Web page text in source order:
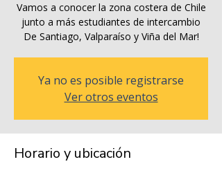
Vamos a conocer la zona costera de Chile
junto a más estudiantes de intercambio
De Santiago, Valparaíso y Viña del Mar!
Ya no es posible registrarse
Ver otros eventos
Horario y ubicación